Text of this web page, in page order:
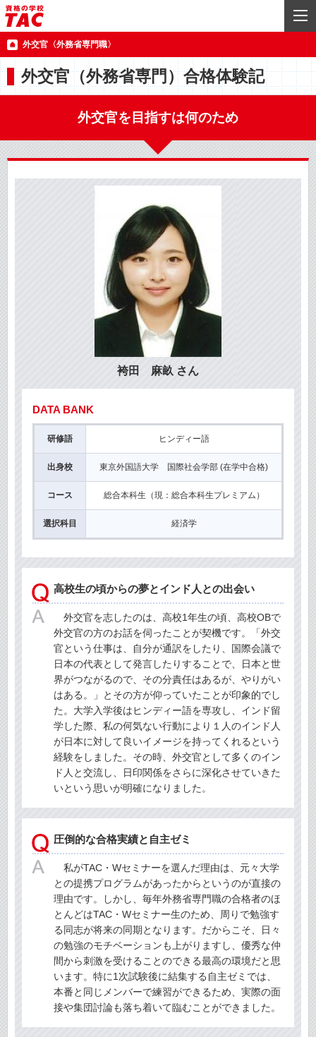
外交官〈外務省専門職〉
外交官（外務省専門）合格体験記
外交官を目指すは何のため
袴田 麻畝 さん
DATA BANK
研修語 ヒンディー語
出身校 東京外国語大学 国際社会学部 (在学中合格)
コース 総合本科生（現：総合本科生プレミアム）
選択科目 経済学
高校生の頃からの夢とインド人との出会い
外交官を志したのは、高校1年生の頃、高校OBで
外交官の方のお話を伺ったことが契機です。「外交
官という仕事は、自分が通訳をしたり、国際会議で
日本の代表として発言したりすることで、日本と世
界がつながるので、その分責任はあるが、やりがい
はある。」とその方が仰っていたことが印象的でし
た。大学入学後はヒンディー語を専攻し、インド留
学した際、私の何気ない行動により１人のインド人
が日本に対して良いイメージを持ってくれるという
経験をしました。その時、外交官として多くのイン
ド人と交流し、日印関係をさらに深化させていきた
いという思いが明確になりました。
圧倒的な合格実績と自主ゼミ
私がTAC・Wセミナーを選んだ理由は、元々大学
との提携プログラムがあったからというのが直接の
理由です。しかし、毎年外務省専門職の合格者のほ
とんどはTAC・Wセミナー生のため、周りで勉強す
る同志が将来の同期となります。だからこそ、日々
の勉強のモチベーションも上がりますし、優秀な仲
間から刺激を受けることのできる最高の環境だと思
います。特に1次試験後に結集する自主ゼミでは、
本番と同じメンバーで練習ができるため、実際の面
接や集団討論も落ち着いて臨むことができました。